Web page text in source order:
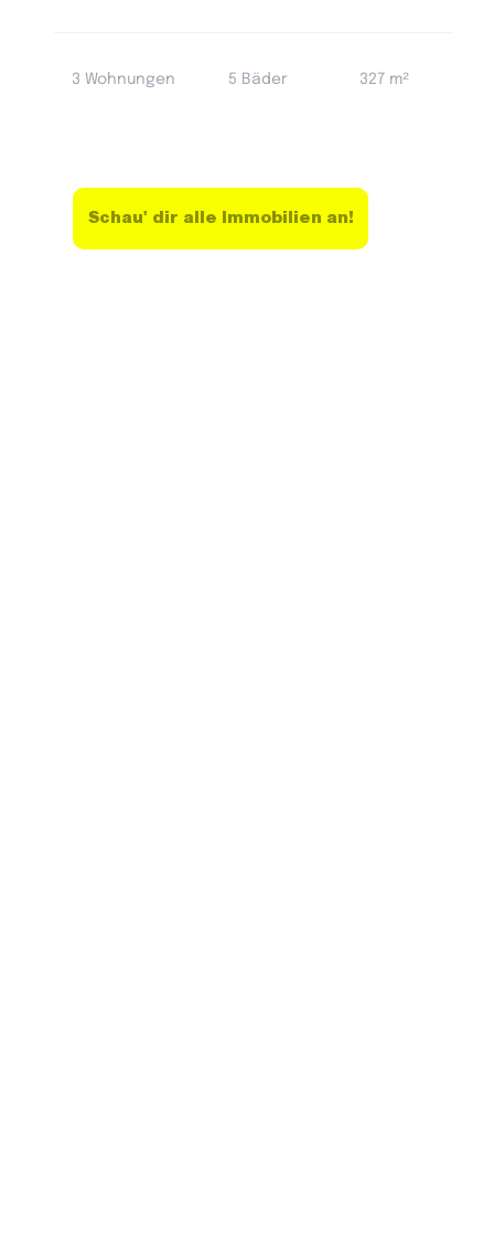
3 Wohnungen 5 Bäder 327 m²
Schau' dir alle Immobilien an!